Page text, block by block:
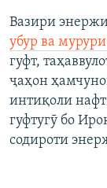
Вазири
убур ва
гуфт,
ҷаҳон
интиқоли
гуфтугӯ бо
содироти